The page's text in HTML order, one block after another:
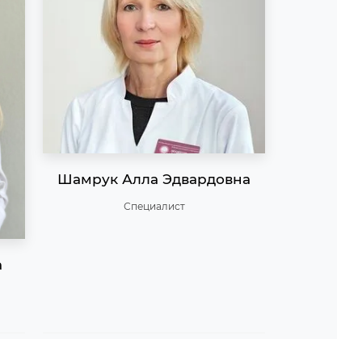
Шамрук Алла Эдвардовна
Специалист